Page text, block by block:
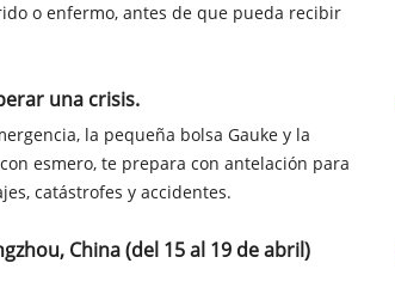
o enfermo, antes de que pueda recibir
una crisis.
la pequeña bolsa Gauke y la
esmero, te prepara con antelación para
catástrofes y accidentes.
China (del 15 al 19 de abril)